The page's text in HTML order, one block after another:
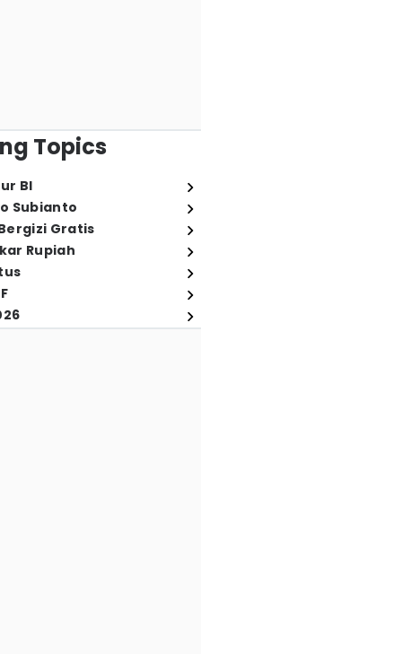
Topics
BI
Subianto
Gratis
Rupiah